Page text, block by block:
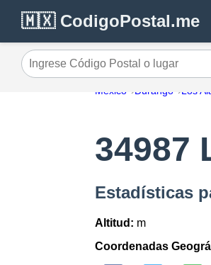
🇲🇽 CodigoPostal.me
Ingrese Código Postal o lugar
México Durango Los
34987
Estadísticas
Altitud: m
Coordenadas